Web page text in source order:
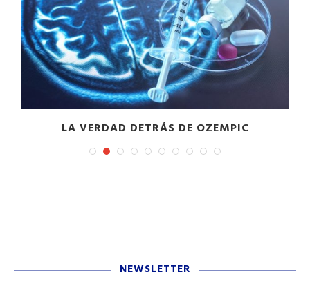
LA VERDAD DETRÁS DE OZEMPIC
NEWSLETTER